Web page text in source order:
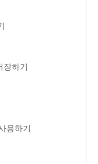
장하기
용하기